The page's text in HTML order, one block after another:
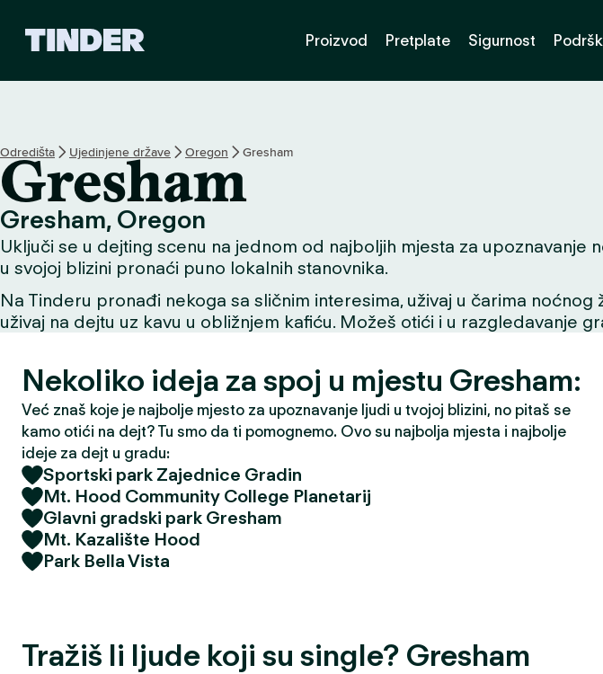
n
a
o
v
n
c
a
Proizvod Pretplate Sigurnost
Odredišta Ujedinjene države Oregon Gresham
Gresham
Gresham, Oregon
Uključi se u dejting scenu na jednom od najboljih mjesta za upoznavanje
u svojoj blizini pronaći puno lokalnih stanovnika.
Na Tinderu pronađi nekoga sa sličnim interesima, uživaj u čarima
uživaj na dejtu uz kavu u obližnjem kafiću. Možeš otići i u razgledavanje
Nekoliko ideja za spoj u mjestu Gresham:
Već znaš koje je najbolje mjesto za upoznavanje ljudi u tvojoj blizini, no pitaš se
kamo otići na dejt? Tu smo da ti pomognemo. Ovo su najbolja mjesta i najbolje
ideje za dejt u gradu:
Sportski park Zajednice Gradin
Mt. Hood Community College Planetarij
Glavni gradski park Gresham
Mt. Kazalište Hood
Park Bella Vista
Tražiš li ljude koji su single? Gresham